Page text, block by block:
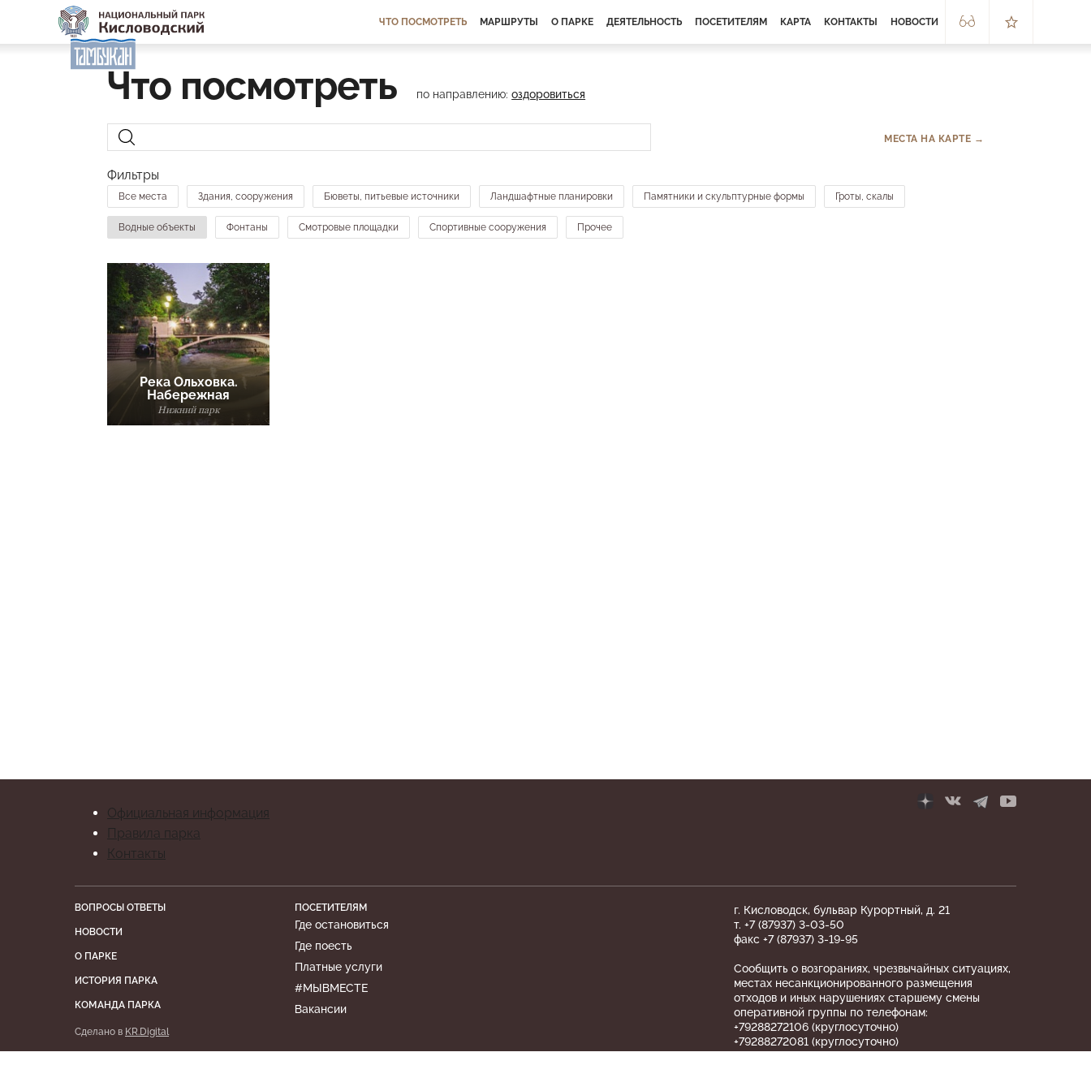
ЧТО ПОСМОТРЕТЬ МАРШРУТЫ О ПАРКЕ ДЕЯТЕЛЬНОСТЬ ПОСЕТИТЕЛЯМ КАРТА КОНТАКТЫ НОВОСТИ
Что посмотреть по направлению: оздоровиться
МЕСТА НА КАРТЕ →
Фильтры
Все места Здания, сооружения Бюветы, питьевые источники Ландшафтные планировки Памятники и скульптурные формы Гроты, скалы
Водные объекты Фонтаны Смотровые площадки Спортивные сооружения Прочее
Река Ольховка.
Набережная
Нижний парк
Официальная информация
Правила парка
Контакты
ВОПРОСЫ ОТВЕТЫ
НОВОСТИ
О ПАРКЕ
ИСТОРИЯ ПАРКА
КОМАНДА ПАРКА
ПОСЕТИТЕЛЯМ
Где остановиться
Где поесть
Платные услуги
#МЫВМЕСТЕ
Вакансии
Сделано в KR.Digital
г. Кисловодск, бульвар Курортный, д. 21
т. +7 (87937) 3-03-50
факс +7 (87937) 3-19-95
Сообщить о возгораниях, чрезвычайных ситуациях,
местах несанкционированного размещения
отходов и иных нарушениях старшему смены
оперативной группы по телефонам:
+79288272106 (круглосуточно)
+79288272081 (круглосуточно)